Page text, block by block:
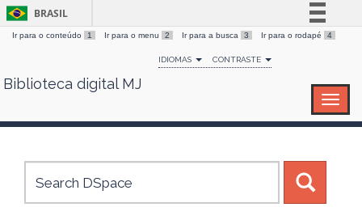
Skip
BRASIL
Simplifique!
Comunica BR
Canais
Ir para o conteúdo 1 Ir para o menu 2 Ir para a busca 3 Ir para o rodapé 4
IDIOMAS CONTRASTE
Biblioteca digital MJ